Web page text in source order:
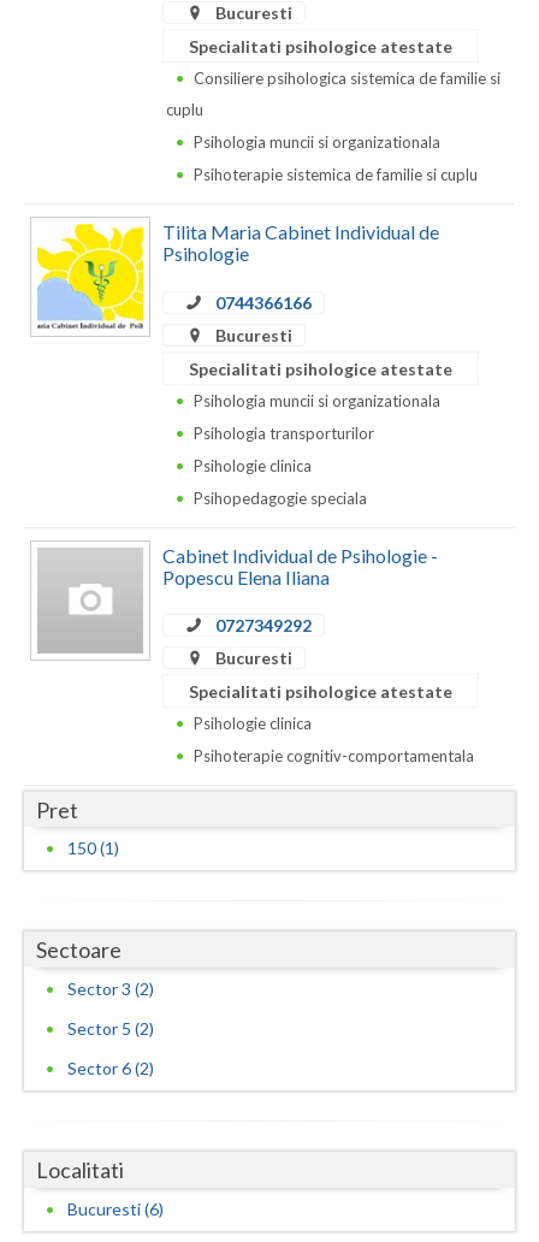
Vrancea
Bucuresti
Specialitati psihologice atestate
Consiliere psihologica sistemica de familie si
cuplu
Psihologia muncii si organizationala
Psihoterapie sistemica de familie si cuplu
Tilita Maria Cabinet Individual de
Psihologie
0744366166
Bucuresti
Specialitati psihologice atestate
Psihologia muncii si organizationala
Psihologia transporturilor
Psihologie clinica
Psihopedagogie speciala
Cabinet Individual de Psihologie -
Popescu Elena Iliana
0727349292
Bucuresti
Specialitati psihologice atestate
Psihologie clinica
Psihoterapie cognitiv-comportamentala
Pret
150 (1)
Sectoare
Sector 3 (2)
Sector 5 (2)
Sector 6 (2)
Localitati
Bucuresti (6)